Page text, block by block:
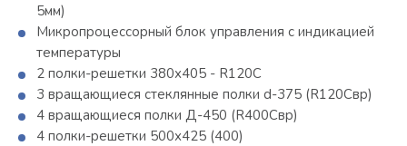
5мм)
Микропроцессорный блок управления с индикацией
температуры
2 полки-решетки 380х405 - R120C
3 вращающиеся стеклянные полки d-375 (R120Свр)
4 вращающиеся полки Д-450 (R400Cвр)
4 полки-решетки 500х425 (400)